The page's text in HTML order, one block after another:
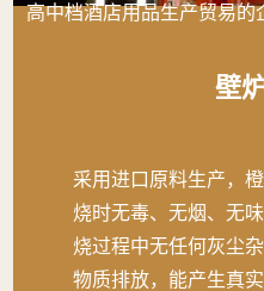
高中档酒店用品生产贸易的
壁
采用进口原料生产，
烧时无毒、无烟、无
烧过程中无任何灰尘
物质排放，能产生真